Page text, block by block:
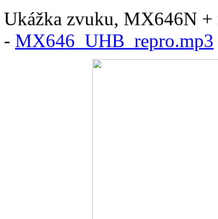
Ukážka zvuku, MX646N
- MX646_UHB_repro.mp3